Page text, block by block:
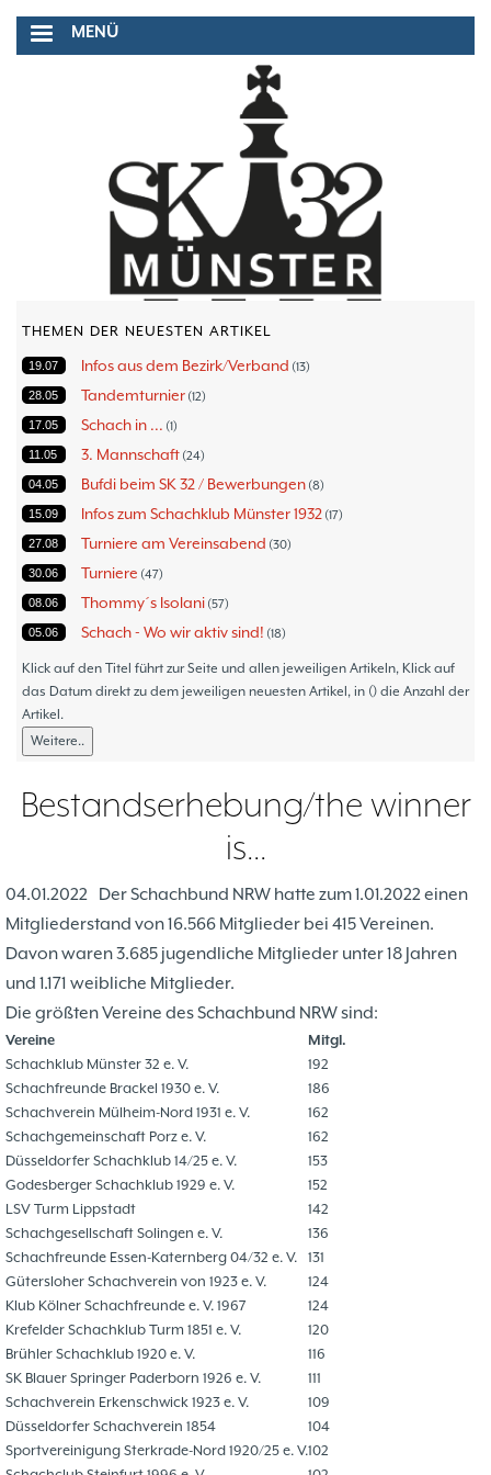
Inhalt
MENÜ
THEMEN DER NEUESTEN ARTIKEL
19.07 Infos aus dem Bezirk/Verband 13
28.05 Tandemturnier 12
17.05 Schach in ... 1
11.05 3. Mannschaft 24
04.05 Bufdi beim SK 32 / Bewerbungen 8
15.09 Infos zum Schachklub Münster 1932 17
27.08 Turniere am Vereinsabend 30
30.06 Turniere 47
08.06 Thommy´s Isolani 57
05.06 Schach - Wo wir aktiv sind! 18
11.05 Bezirksturniere 1
05.05 Frauenmannschaft 6
09.10
Jugendmannschaften
26.05 Landesebene
17.08 Hammerstraßenfest 3
21.05 Hiltruper Frühlingsfest/Resümee 2
21.05 Schach in der JVA 2
16.02 Problemschach 5
19.01 Jubiläums-Turniere 2
21.12
Münster
10
24.02 1. Mannschaft 37
29.07 Mannschaften
10
07.03 Ehrenamtliche Helfer 17
27.02 Social Media 4
09.02 SK 32 in der Presse 3
15.05 Training 6
07.11
Wer wir sind- Vorstellung unserer
Mitglieder
Klick auf den Titel führt zur Seite und allen jeweiligen Artikeln, Klick auf
das Datum direkt zu dem jeweiligen neuesten Artikel, in () die Anzahl der
Artikel.
Weitere..
Bestandserhebung/the winner
is...
04.01.2022
Der Schachbund NRW hatte zum 1.01.2022 einen
Mitgliederstand von 16.566 Mitglieder bei 415 Vereinen.
Davon waren 3.685 jugendliche Mitglieder unter 18 Jahren
und 1.171 weibliche Mitglieder.
Die größten Vereine des Schachbund NRW sind:
Vereine
Mitgl.
Schachklub Münster 32 e. V.
192
Schachfreunde Brackel 1930 e. V.
186
Schachverein Mülheim-Nord 1931 e. V.
162
Schachgemeinschaft Porz e. V.
162
Düsseldorfer Schachklub 14/25 e. V.
153
Godesberger Schachklub 1929 e. V.
152
LSV Turm Lippstadt
142
Schachgesellschaft Solingen e. V.
136
Schachfreunde Essen-Katernberg 04/32 e. V.
131
Gütersloher Schachverein von 1923 e. V.
124
Klub Kölner Schachfreunde e. V. 1967
124
Krefelder Schachklub Turm 1851 e. V.
120
Brühler Schachklub 1920 e. V.
116
SK Blauer Springer Paderborn 1926 e. V.
111
Schachverein Erkenschwick 1923 e. V.
109
Düsseldorfer Schachverein 1854
104
Sportvereinigung Sterkrade-Nord 1920/25 e. V.102